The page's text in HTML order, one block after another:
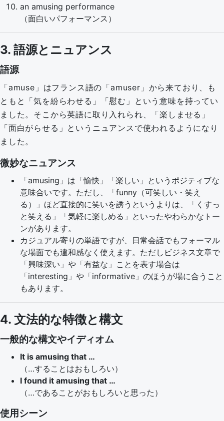
an amusing performance
（面白いパフォーマンス）
3. 語源とニュアンス
語源
「amuse」はフランス語の「amuser」から来ており、も
ともと「気を紛らわせる」「慰む」という意味を持ってい
ました。そこから英語に取り入れられ、「楽しませる」
「面白がらせる」というニュアンスで使われるようになり
ました。
微妙なニュアンス
「amusing」は「愉快」「楽しい」というポジティブな
意味合いです。ただし、「funny（可笑しい・笑え
る）」ほど直接的に笑いを誘うというよりは、「くすっ
と笑える」「気軽に楽しめる」といったやわらかなトー
ンがあります。
カジュアル寄りの単語ですが、日常会話でもフォーマル
な場面でも違和感なく使えます。ただしビジネス文章で
「興味深い」や「有益な」ことを表す場合は
「interesting」や「informative」のほうが場に合うこと
もあります。
4. 文法的な特徴と構文
一般的な構文やイディオム
It is amusing that …
（…することはおもしろい）
I found it amusing that …
（…であることがおもしろいと思った）
使用シーン